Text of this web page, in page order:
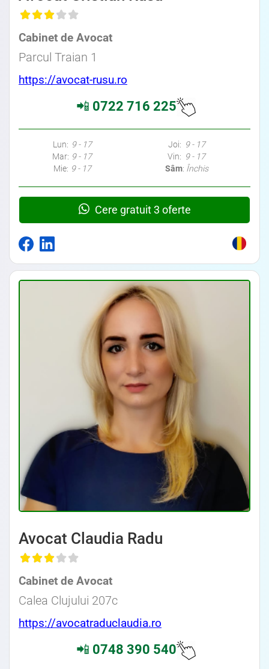
Cabinet de Avocat
Parcul Traian 1
https://avocat-rusu.ro
📲 0722 716 225
Lun: 9 - 17
Mar: 9 - 17
Mie: 9 - 17
Joi: 9 - 17
Vin: 9 - 17
Sâm: Închis
Cere gratuit 3 oferte
Avocat Claudia Radu
Cabinet de Avocat
Calea Clujului 207c
https://avocatraduclaudia.ro
📲 0748 390 540